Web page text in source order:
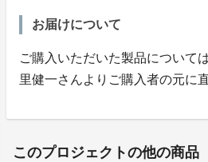
お届けについて
ご購入いただいた製品について
里健一さんよりご購入者の元に
このプロジェクトの他の商品